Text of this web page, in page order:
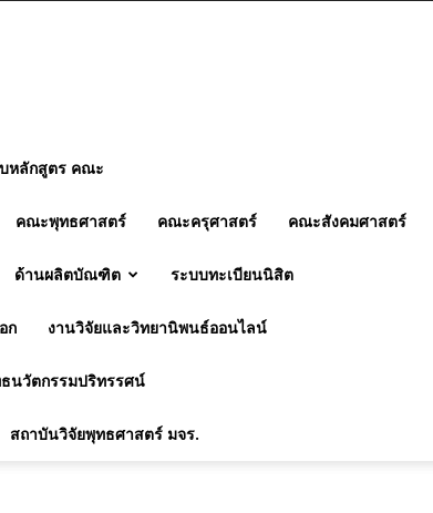
หลักสูตร คณะ
คณะพุทธศาสตร์ คณะครุศาสตร์ คณะสังคมศาสตร์
ด้านผลิตบัณฑิต ระบบทะเบียนนิสิต
ก งานวิจัยและวิทยานิพนธ์ออนไลน์
นวัตกรรมปริทรรศน์
สถาบันวิจัยพุทธศาสตร์ มจร.